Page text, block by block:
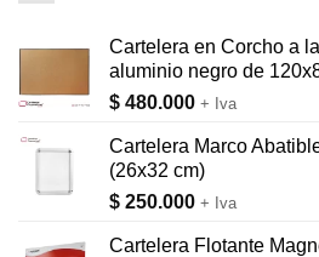
Cartelera en Corcho a
aluminio negro de
$ 480.000 + Iva
Cartelera Marco
(26x32 cm)
$ 250.000 + Iva
Cartelera Flotante